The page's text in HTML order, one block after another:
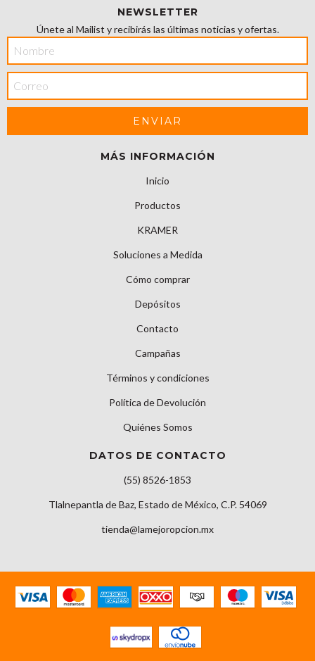
NEWSLETTER
Únete al Mailist y recibirás las últimas noticias y ofertas.
MÁS INFORMACIÓN
Inicio
Productos
KRAMER
Soluciones a Medida
Cómo comprar
Depósitos
Contacto
Campañas
Términos y condiciones
Política de Devolución
Quiénes Somos
DATOS DE CONTACTO
(55) 8526-1853
Tlalnepantla de Baz, Estado de México, C.P. 54069
tienda@lamejoropcion.mx